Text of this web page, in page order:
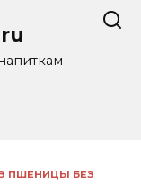
ПШЕНИЦЫ БЕЗ